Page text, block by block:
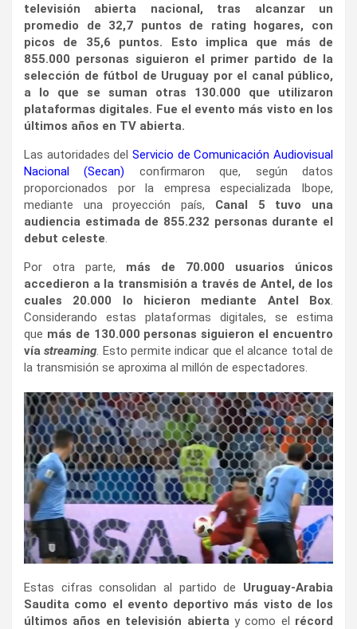
televisión abierta nacional, tras alcanzar un
promedio de 32,7 puntos de rating hogares, con
picos de 35,6 puntos. Esto implica que más de
855.000 personas siguieron el primer partido de la
selección de fútbol de Uruguay por el canal público,
a lo que se suman otras 130.000 que utilizaron
plataformas digitales. Fue el evento más visto en los
últimos años en TV abierta.
Las autoridades del Servicio de Comunicación Audiovisual
Nacional (Secan) confirmaron que, según datos
proporcionados por la empresa especializada Ibope,
mediante una proyección país, Canal 5 tuvo una
audiencia estimada de 855.232 personas durante el
debut celeste.
Por otra parte, más de 70.000 usuarios únicos
accedieron a la transmisión a través de Antel, de los
cuales 20.000 lo hicieron mediante Antel Box.
Considerando estas plataformas digitales, se estima
que más de 130.000 personas siguieron el encuentro
víastreaming. Esto permite indicar que el alcance total de
la transmisión se aproxima al millón de espectadores.
Estas cifras consolidan al partido de Uruguay-Arabia
Saudita como el evento deportivo más visto de los
últimos años en televisión abierta y como el récord